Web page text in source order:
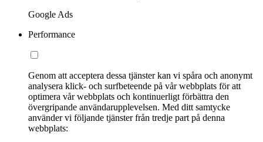
Google Ads
Performance
Genom att acceptera dessa tjänster kan vi spåra och anonymt
analysera klick- och surfbeteende på vår webbplats för att
optimera vår webbplats och kontinuerligt förbättra den
övergripande användarupplevelsen. Med ditt samtycke
använder vi följande tjänster från tredje part på denna
webbplats: